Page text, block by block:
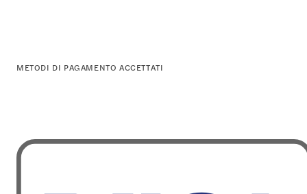
METODI DI PAGAMENTO ACCETTATI